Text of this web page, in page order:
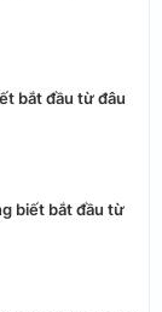
bắt đầu từ đâu
biết bắt đầu từ